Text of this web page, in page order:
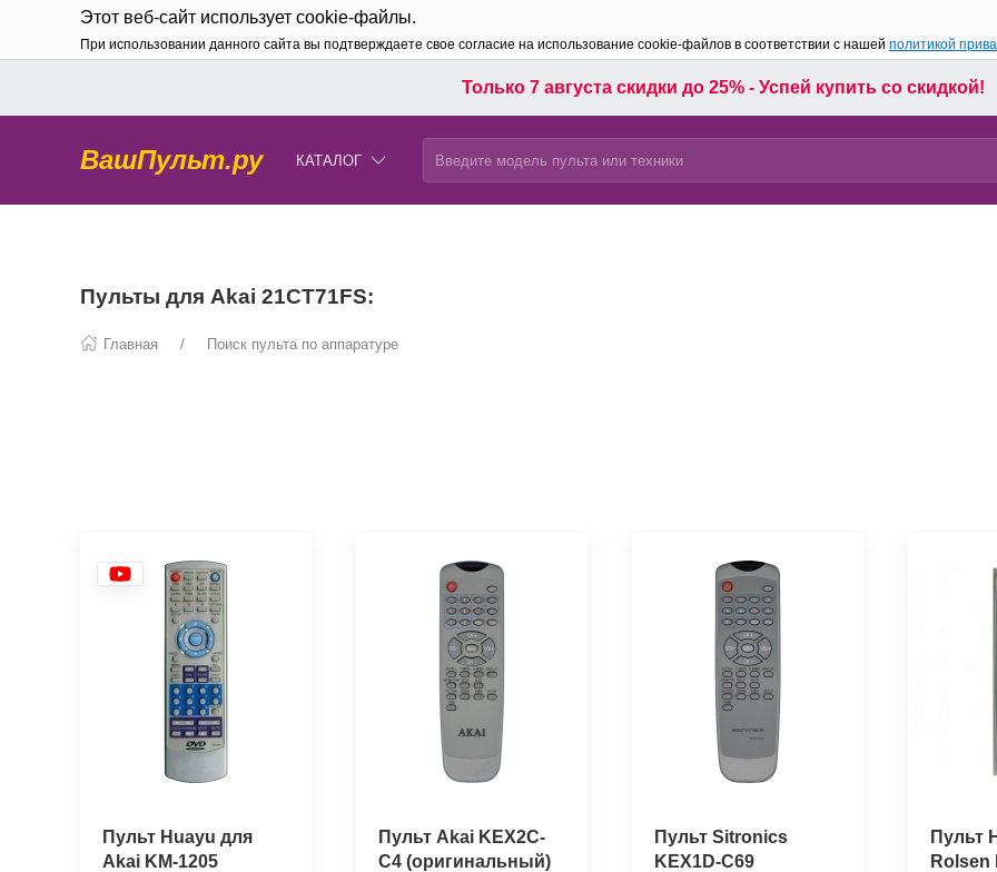
Этот веб-сайт использует cookie-файлы.
При использовании данного сайта вы подтверждаете свое согласие на использование cookie-файлов в соответствии с нашей политикой
Только 7 августа скидки до 25% - Успей купить со скидкой!
ВашПульт.ру КАТАЛОГ
Пульты для Akai 21CT71FS:
Главная Поиск пульта по аппаратуре
Пульт Huayu для
Akai KM-1205
Пульт Akai KEX2C-
C4 (оригинальный)
Пульт Sitronics
KEX1D-C69
Пульт
Rolsen